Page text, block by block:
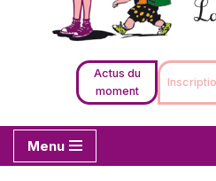
Actus du
moment
Menu